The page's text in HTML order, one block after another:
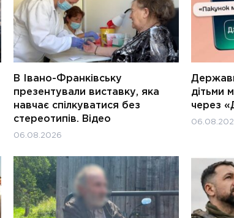
В Івано-Франківську
презентували виставку, яка
навчає спілкуватися без
стереотипів. Відео
06.08.2026
дітьми
через